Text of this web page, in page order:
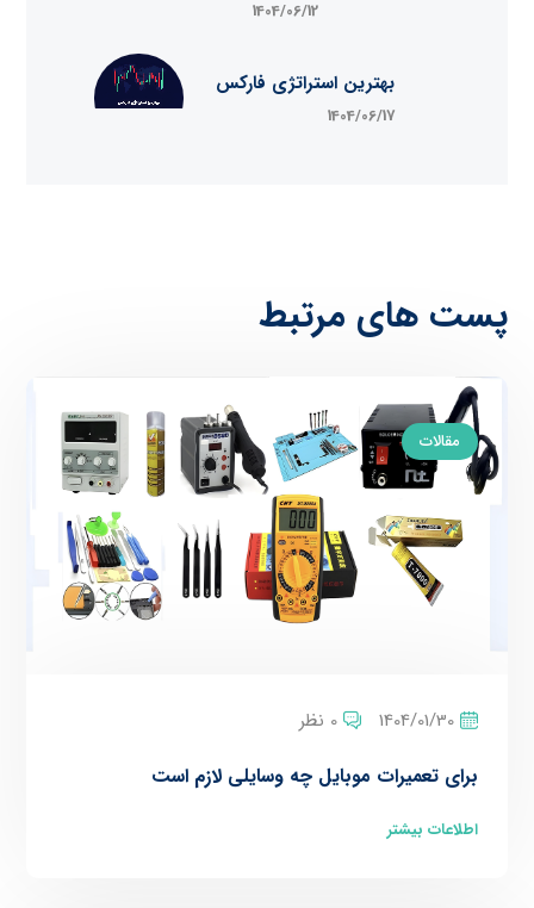
1404/06/12
بهترین استراتژی فارکس
1404/06/17
پست های مرتبط
مقالات
1404/01/30 0 نظر
برای تعمیرات موبایل چه وسایلی لازم است
اطلاعات بیشتر